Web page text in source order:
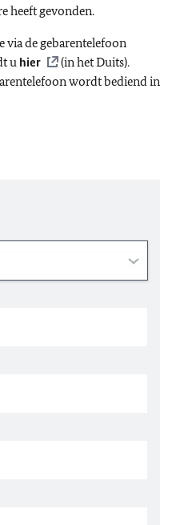
heeft gevonden.
via de gebarentelefoon
u hier
(in het Duits).
wordt bediend in